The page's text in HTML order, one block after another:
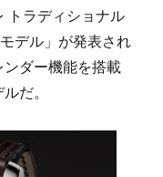
トラディショナル
デル」が発表され
ダー機能を搭載
だ。